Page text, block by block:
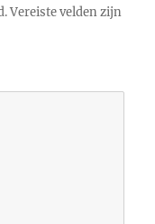
Vereiste velden zijn